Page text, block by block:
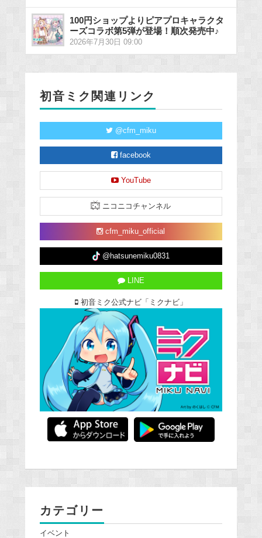
100円ショップよりピアプロキャラクタ
ーズコラボ第5弾が登場！順次発売中♪
2026年7月30日 09:00
初音ミク関連リンク
@cfm_miku
facebook
YouTube
ニコニコチャンネル
cfm_miku_official
@hatsunemiku0831
LINE
初音ミク公式ナビ「ミクナビ」
カテゴリー
イベント